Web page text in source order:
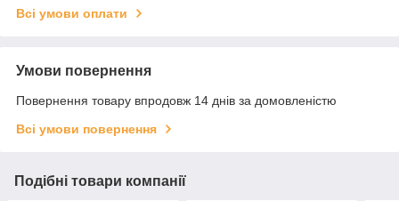
Всі умови оплати
Умови повернення
Повернення товару впродовж 14 днів за домовленістю
Всі умови повернення
Подібні товари компанії